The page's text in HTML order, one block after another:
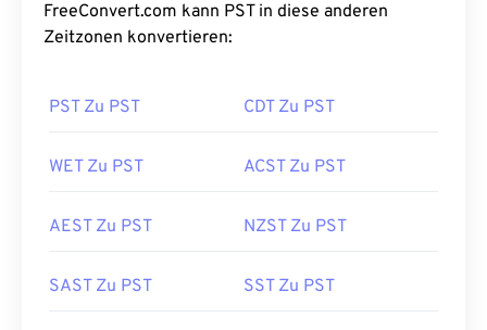
FreeConvert.com kann PST in diese anderen
Zeitzonen konvertieren:
PST Zu PST CDT Zu PST
WET Zu PST ACST Zu PST
AEST Zu PST NZST Zu PST
SAST Zu PST SST Zu PST